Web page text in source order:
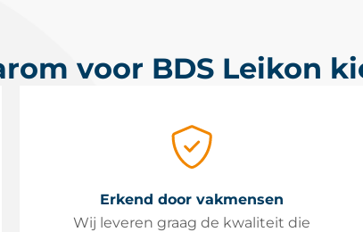
voor BDS Leikon
Erkend door vakmensen
Wij leveren graag de kwaliteit die